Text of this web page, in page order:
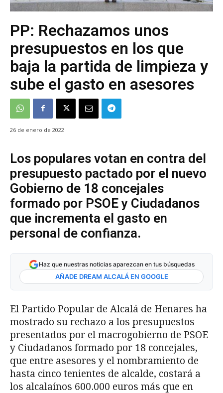
PP: Rechazamos unos
presupuestos en los que
baja la partida de limpieza y
sube el gasto en asesores
26 de enero de 2022
Los populares votan en contra del
presupuesto pactado por el nuevo
Gobierno de 18 concejales
formado por PSOE y Ciudadanos
que incrementa el gasto en
personal de confianza.
Haz que nuestras noticias aparezcan en tus búsquedas
AÑADE DREAM ALCALÁ EN GOOGLE
El Partido Popular de Alcalá de Henares ha
mostrado su rechazo a los presupuestos
presentados por el macrogobierno de PSOE
y Ciudadanos formado por 18 concejales,
que entre asesores y el nombramiento de
hasta cinco tenientes de alcalde, costará a
los alcalaínos 600.000 euros más que en